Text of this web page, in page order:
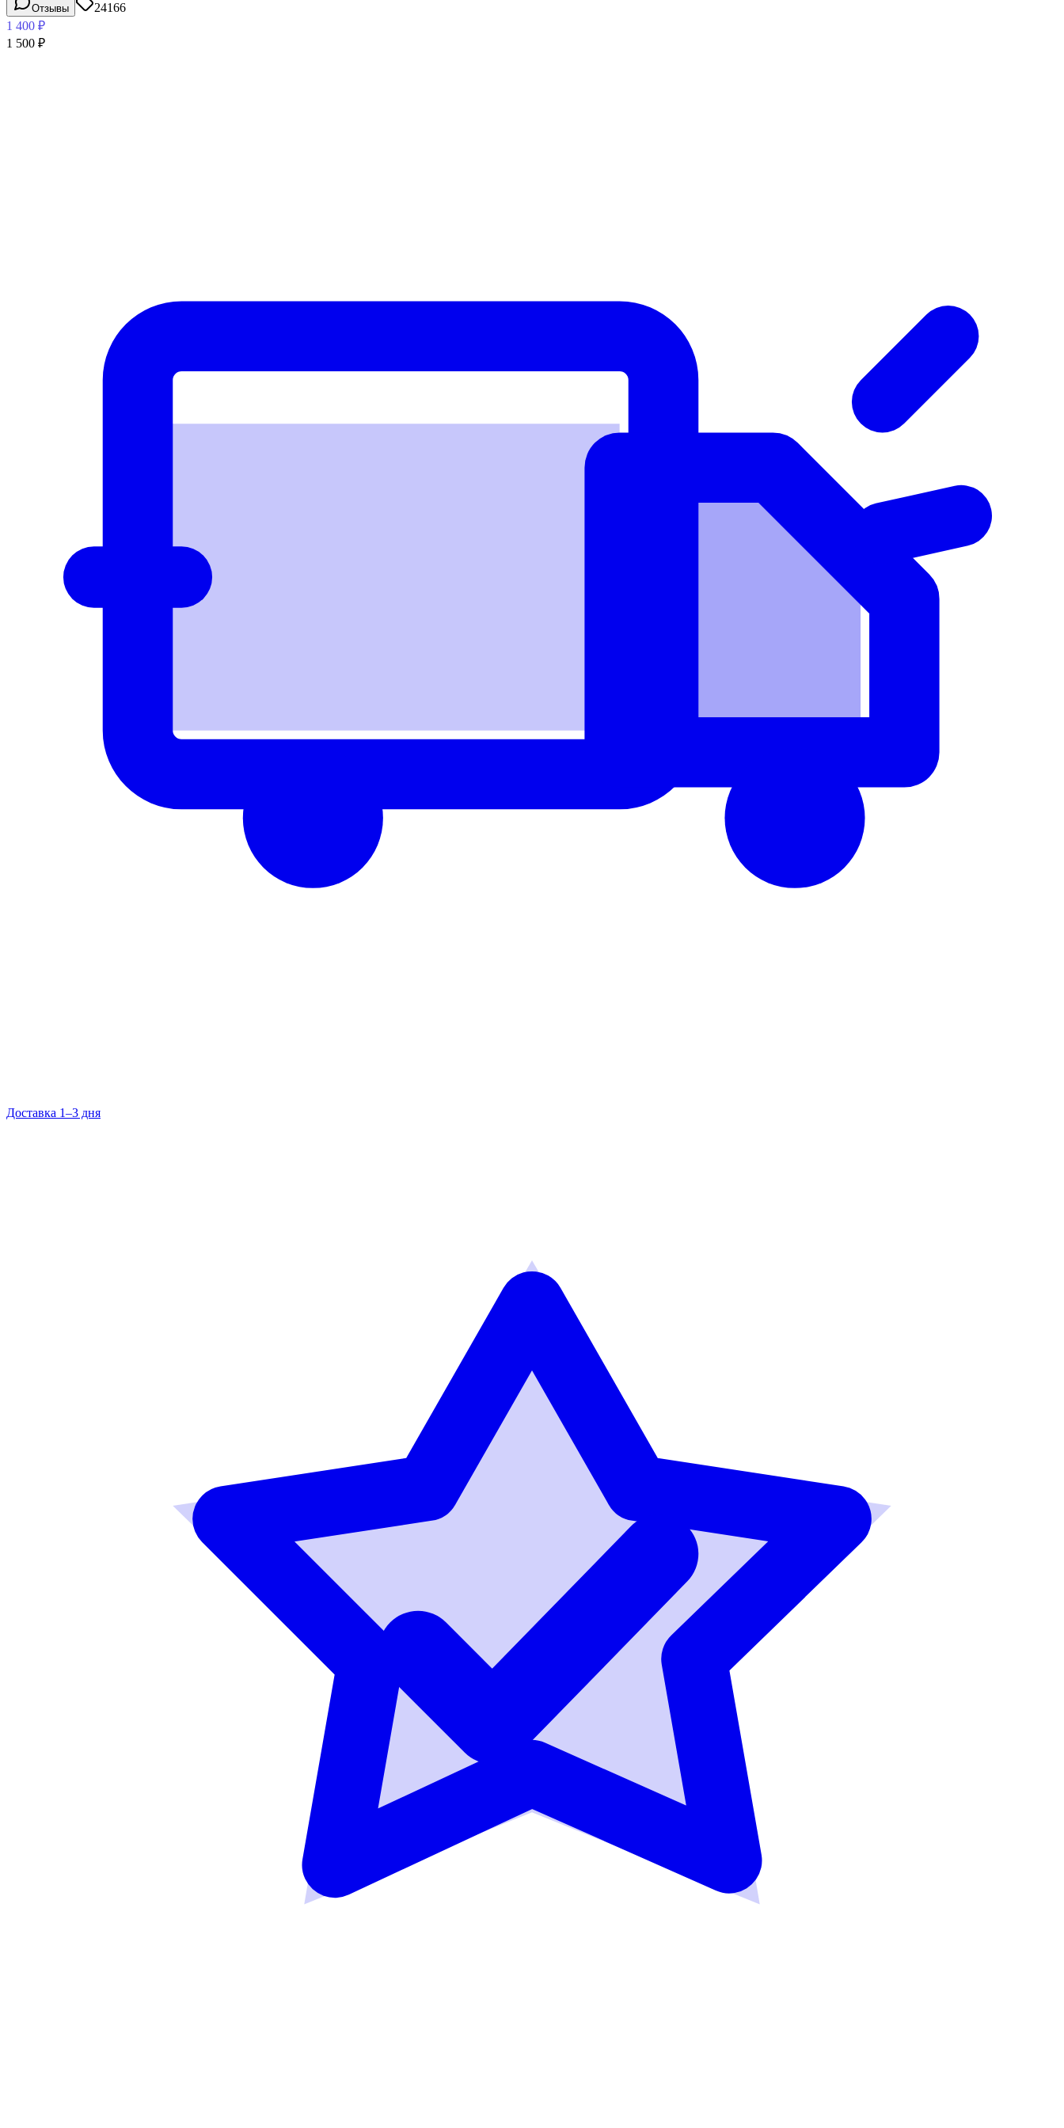
Отзывы
24166
1 400 ₽
1 500 ₽
Доставка 1–3 дня